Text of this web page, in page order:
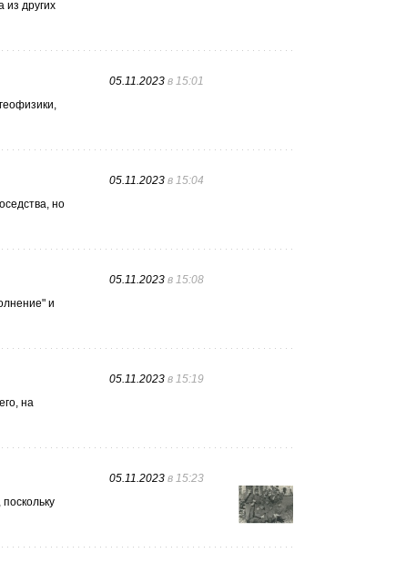
из других
05.11.2023 в 15:01
но
05.11.2023 в 15:04
и
05.11.2023 в 15:08
на
05.11.2023 в 15:19
05.11.2023 в 15:23